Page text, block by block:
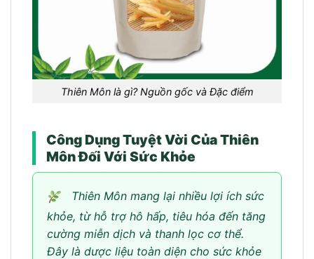
Thiên Môn là gì? Nguồn gốc và Đặc điểm
Công Dụng Tuyệt Vời Của Thiên
Môn Đối Với Sức Khỏe
Thiên Môn mang lại nhiều lợi ích sức
khỏe, từ hỗ trợ hô hấp, tiêu hóa đến tăng
cường miễn dịch và thanh lọc cơ thể.
Đây là dược liệu toàn diện cho sức khỏe